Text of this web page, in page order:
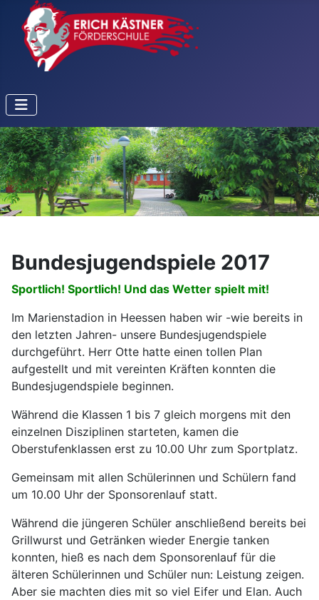
Bundesjugendspiele 2017
Sportlich! Sportlich! Und das Wetter spielt mit!
Im Marienstadion in Heessen haben wir -wie bereits in
den letzten Jahren- unsere Bundesjugendspiele
durchgeführt. Herr Otte hatte einen tollen Plan
aufgestellt und mit vereinten Kräften konnten die
Bundesjugendspiele beginnen.
Während die Klassen 1 bis 7 gleich morgens mit den
einzelnen Disziplinen starteten, kamen die
Oberstufenklassen erst zu 10.00 Uhr zum Sportplatz.
Gemeinsam mit allen Schülerinnen und Schülern fand
um 10.00 Uhr der Sponsorenlauf statt.
Während die jüngeren Schüler anschließend bereits bei
Grillwurst und Getränken wieder Energie tanken
konnten, hieß es nach dem Sponsorenlauf für die
älteren Schülerinnen und Schüler nun: Leistung zeigen.
Aber sie machten dies mit so viel Eifer und Elan. Auch